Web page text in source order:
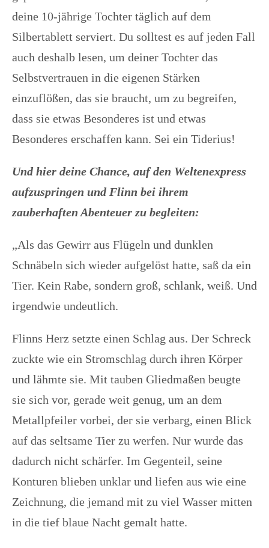
deine 10-jährige Tochter täglich auf dem
Silbertablett serviert. Du solltest es auf jeden Fall
auch deshalb lesen, um deiner Tochter das
Selbstvertrauen in die eigenen Stärken
einzuflößen, das sie braucht, um zu begreifen,
dass sie etwas Besonderes ist und etwas
Besonderes erschaffen kann. Sei ein Tiderius!
Und hier deine Chance, auf den Weltenexpress
aufzuspringen und Flinn bei ihrem
zauberhaften Abenteuer zu begleiten:
„Als das Gewirr aus Flügeln und dunklen
Schnäbeln sich wieder aufgelöst hatte, saß da ein
Tier. Kein Rabe, sondern groß, schlank, weiß. Und
irgendwie undeutlich.
Flinns Herz setzte einen Schlag aus. Der Schreck
zuckte wie ein Stromschlag durch ihren Körper
und lähmte sie. Mit tauben Gliedmaßen beugte
sie sich vor, gerade weit genug, um an dem
Metallpfeiler vorbei, der sie verbarg, einen Blick
auf das seltsame Tier zu werfen. Nur wurde das
dadurch nicht schärfer. Im Gegenteil, seine
Konturen blieben unklar und liefen aus wie eine
Zeichnung, die jemand mit zu viel Wasser mitten
in die tief blaue Nacht gemalt hatte.